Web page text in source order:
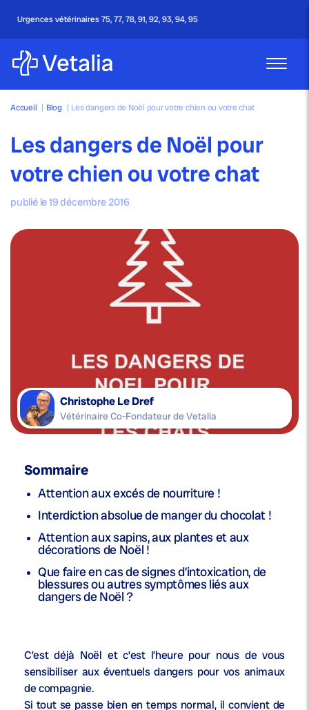
Appel gratuit - 24h/24 & 7j/7
Accueil | Blog | Les dangers de Noël pour votre chien ou votre chat
Christophe Le Dref
Vétérinaire Co-Fondateur de Vetalia
Sommaire
Attention aux excés de nourriture !
Interdiction absolue de manger du chocolat !
Attention aux sapins, aux plantes et aux
décorations de Noël !
Que faire en cas de signes d’intoxication, de
blessures ou autres symptômes liés aux
dangers de Noël ?
Les dangers de Noël pour
votre chien ou votre chat
publié le 19 décembre 2016
C’est déjà Noël et c’est l’heure pour nous de vous
sensibiliser aux éventuels dangers pour vos animaux
de compagnie.
Si tout se passe bien en temps normal, il convient de